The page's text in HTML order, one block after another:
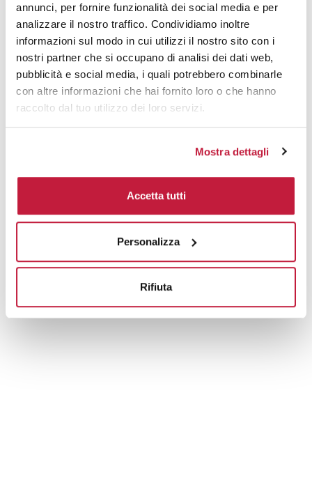
annunci, per fornire funzionalità dei social media e per
analizzare il nostro traffico. Condividiamo inoltre
informazioni sul modo in cui utilizzi il nostro sito con i
nostri partner che si occupano di analisi dei dati web,
pubblicità e social media, i quali potrebbero combinarle
con altre informazioni che hai fornito loro o che hanno
raccolto dal tuo utilizzo dei loro servizi.
Mostra dettagli
Accetta tutti
Personalizza
Rifiuta
Potrebbe interessarti anche